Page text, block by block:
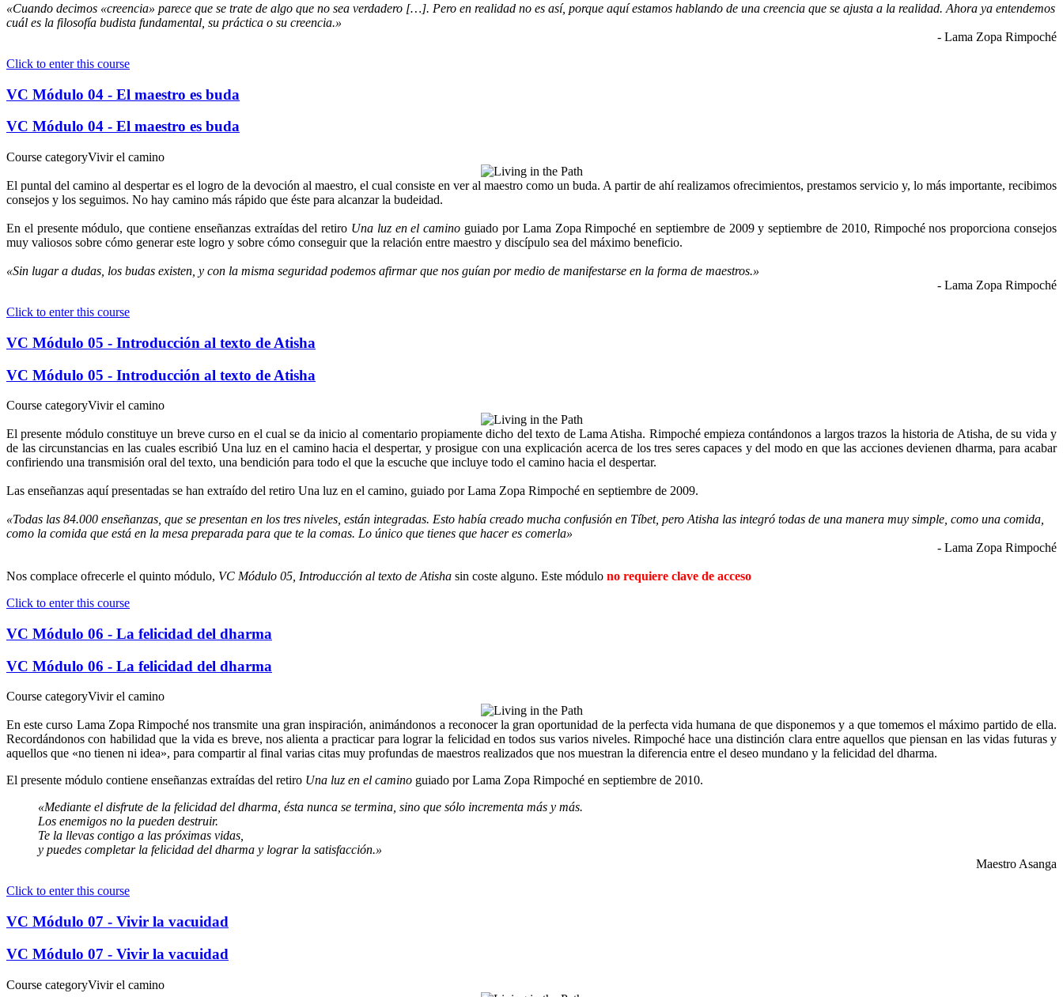
«Cuando decimos «creencia» parece que se trate de algo que no sea verdadero […]. Pero en realidad no es así, porque aquí estamos hablando de una creencia que se ajusta a la realidad. Ahora ya entendemos
cuál es la filosofía budista fundamental, su práctica o su creencia.»
- Lama Zopa Rimpoché
Click to enter this course
VC Módulo 04 - El maestro es buda
VC Módulo 04 - El maestro es buda
Course categoryVivir el camino
El puntal del camino al despertar es el logro de la devoción al maestro, el cual consiste en ver al maestro como un buda. A partir de ahí realizamos ofrecimientos, prestamos servicio y, lo más importante, recibimos
consejos y los seguimos. No hay camino más rápido que éste para alcanzar la budeidad.
En el presente módulo, que contiene enseñanzas extraídas del retiro Una luz en el camino guiado por Lama Zopa Rimpoché en septiembre de 2009 y septiembre de 2010, Rimpoché nos proporciona consejos
muy valiosos sobre cómo generar este logro y sobre cómo conseguir que la relación entre maestro y discípulo sea del máximo beneficio.
«Sin lugar a dudas, los budas existen, y con la misma seguridad podemos afirmar que nos guían por medio de manifestarse en la forma de maestros.»
- Lama Zopa Rimpoché
Click to enter this course
VC Módulo 05 - Introducción al texto de Atisha
VC Módulo 05 - Introducción al texto de Atisha
Course categoryVivir el camino
El presente módulo constituye un breve curso en el cual se da inicio al comentario propiamente dicho del texto de Lama Atisha. Rimpoché empieza contándonos a largos trazos la historia de Atisha, de su vida y
de las circunstancias en las cuales escribió Una luz en el camino hacia el despertar, y prosigue con una explicación acerca de los tres seres capaces y del modo en que las acciones devienen dharma, para acabar
confiriendo una transmisión oral del texto, una bendición para todo el que la escuche que incluye todo el camino hacia el despertar.
Las enseñanzas aquí presentadas se han extraído del retiro Una luz en el camino, guiado por Lama Zopa Rimpoché en septiembre de 2009.
«Todas las 84.000 enseñanzas, que se presentan en los tres niveles, están integradas. Esto había creado mucha confusión en Tíbet, pero Atisha las integró todas de una manera muy simple, como una comida,
como la comida que está en la mesa preparada para que te la comas. Lo único que tienes que hacer es comerla»
- Lama Zopa Rimpoché
Nos complace ofrecerle el quinto módulo, VC Módulo 05, Introducción al texto de Atisha sin coste alguno. Este módulo no requiere clave de acceso
Click to enter this course
VC Módulo 06 - La felicidad del dharma
VC Módulo 06 - La felicidad del dharma
Course categoryVivir el camino
En este curso Lama Zopa Rimpoché nos transmite una gran inspiración, animándonos a reconocer la gran oportunidad de la perfecta vida humana de que disponemos y a que tomemos el máximo partido de ella.
Recordándonos con habilidad que la vida es breve, nos alienta a practicar para lograr la felicidad en todos sus varios niveles. Rimpoché hace una distinción clara entre aquellos que piensan en las vidas futuras y
aquellos que «no tienen ni idea», para compartir al final varias citas muy profundas de maestros realizados que nos muestran la diferencia entre el deseo mundano y la felicidad del dharma.
El presente módulo contiene enseñanzas extraídas del retiro Una luz en el camino guiado por Lama Zopa Rimpoché en septiembre de 2010.
«Mediante el disfrute de la felicidad del dharma, ésta nunca se termina, sino que sólo incrementa más y más.
Los enemigos no la pueden destruir.
Te la llevas contigo a las próximas vidas,
y puedes completar la felicidad del dharma y lograr la satisfacción.»
Maestro Asanga
Click to enter this course
VC Módulo 07 - Vivir la vacuidad
VC Módulo 07 - Vivir la vacuidad
Course categoryVivir el camino